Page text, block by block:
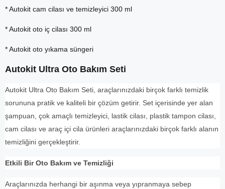
* Autokit cam cilası ve temizleyici 300 ml
* Autokit oto iç cilası 300 ml
* Autokit oto yıkama süngeri
Autokit Ultra Oto Bakım Seti
Autokit Ultra Oto Bakım Seti, araçlarınızdaki birçok farklı temizlik
sorununa pratik ve kaliteli bir çözüm getirir. Set içerisinde yer alan
şampuan, çok amaçlı temizleyici, lastik cilası, plastik tampon cilası,
cam cilası ve araç içi cila ürünleri araçlarınızdaki birçok farklı alanın
temizliğini gerçekleştirir.
Etkili Bir Oto Bakım ve Temizliği
Araçlarınızda herhangi bir aşınma veya yıpranmaya sebep